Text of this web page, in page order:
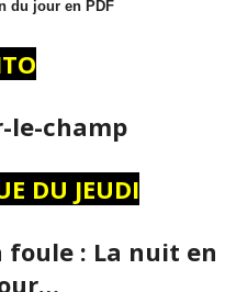
du jour en PDF
le-champ
DU JEUDI
foule : La nuit en